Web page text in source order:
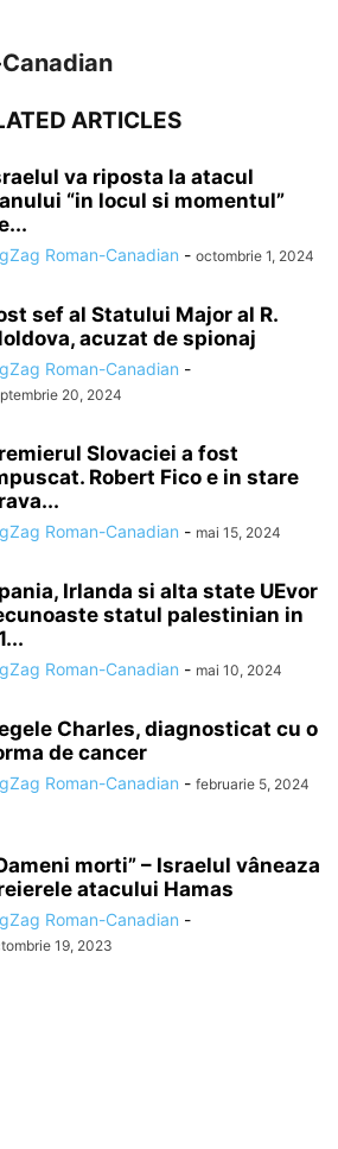
ARTICLES
va riposta la atacul
“in locul si momentul”
Roman-Canadian - octombrie 1, 2024
sef al Statului Major al R.
acuzat de spionaj
Roman-Canadian -
20, 2024
Slovaciei a fost
Robert Fico e in stare
Roman-Canadian - mai 15, 2024
Irlanda si alta state UEvor
statul palestinian in
Roman-Canadian - mai 10, 2024
Charles, diagnosticat cu o
de cancer
Roman-Canadian - februarie 5, 2024
morti” – Israelul vâneaza
atacului Hamas
Roman-Canadian -
19, 2023